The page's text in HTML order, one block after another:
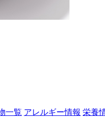
一覧 アレルギー情報 栄養